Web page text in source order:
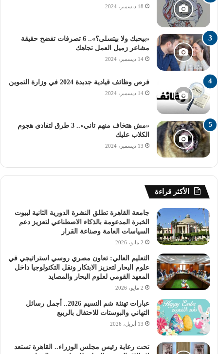
18 ديسمبر، 2024
«بيحبك ولا بيتسلى؟».. 6 تصرفات تفضح حقيقة
مشاعر زميل العمل تجاهك
14 ديسمبر، 2024
فرص وظائف قيادية جديدة 2024 في وزارة التموين
14 ديسمبر، 2024
«مش هتخاف منهم تاني».. 3 طرق لتفادي هجوم
الكلاب عليك
13 ديسمبر، 2024
الأكثر قراءة
جامعة القاهرة تطلق النشرة الدورية الثانية لبيوت
الخبرة المدعومة بالذكاء الاصطناعي لتعزيز دعم
السياسات العامة وصناعة القرار
2 مايو، 2026
التعليم العالي: تعاون مصري روسي استراتيجي في
علوم البحار لتعزيز الابتكار ونقل التكنولوجيا داخل
المعهد القومي لعلوم البحار والمصايد
2 مايو، 2026
عبارات تهنئة شم النسيم 2026.. أجمل رسائل
التهاني والبوستات للاحتفال بالربيع
13 أبريل، 2026
تحت رعاية رئيس مجلس الوزراء.. القاهرة تستعد